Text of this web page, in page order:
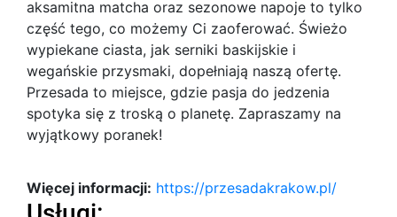
aksamitna matcha oraz sezonowe napoje to tylko
część tego, co możemy Ci zaoferować. Świeżo
wypiekane ciasta, jak serniki baskijskie i
wegańskie przysmaki, dopełniają naszą ofertę.
Przesada to miejsce, gdzie pasja do jedzenia
spotyka się z troską o planetę. Zapraszamy na
wyjątkowy poranek!
Więcej informacji: https://przesadakrakow.pl/